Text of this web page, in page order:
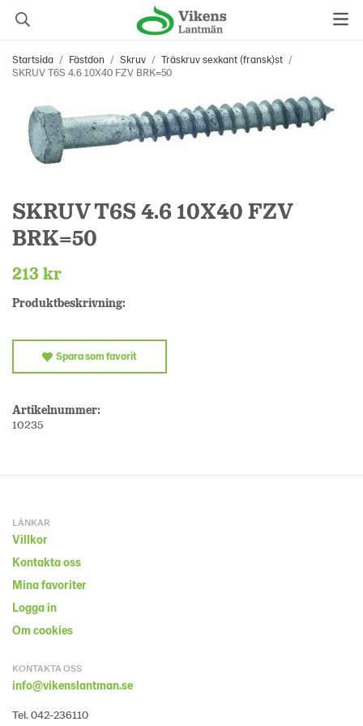
Startsida / Fästdon / Skruv / Träskruv sexkant (fransk)st /
SKRUV T6S 4.6 10X40 FZV BRK=50
SKRUV T6S 4.6 10X40 FZV
BRK=50
213 kr
Produktbeskrivning:
Spara som favorit
Artikelnummer:
10235
LÄNKAR
Villkor
Kontakta oss
Mina favoriter
Logga in
Om cookies
KONTAKTA OSS
info@vikenslantman.se
Tel. 042-236110